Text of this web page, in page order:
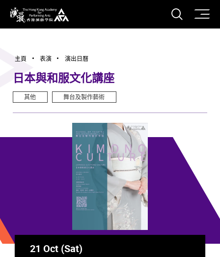
香港演藝學院
打開
主頁 表演 演出日曆
日本與和服文化講座
其他 舞台及製作藝術
21 Oct (Sat)